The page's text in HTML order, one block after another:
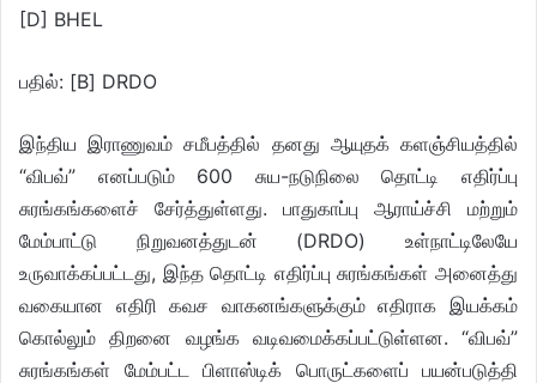
[D] BHEL
பதில்: [B] DRDO
இந்திய இராணுவம் சமீபத்தில் தனது ஆயுதக் களஞ்சியத்தில்
“விபவ்” எனப்படும் 600 சுய-நடுநிலை தொட்டி எதிர்ப்பு
சுரங்கங்களைச் சேர்த்துள்ளது. பாதுகாப்பு ஆராய்ச்சி மற்றும்
மேம்பாட்டு நிறுவனத்துடன் (DRDO) உள்நாட்டிலேயே
உருவாக்கப்பட்டது, இந்த தொட்டி எதிர்ப்பு சுரங்கங்கள் அனைத்து
வகையான எதிரி கவச வாகனங்களுக்கும் எதிராக இயக்கம்
கொல்லும் திறனை வழங்க வடிவமைக்கப்பட்டுள்ளன. “விபவ்”
சுரங்கங்கள் மேம்பட்ட பிளாஸ்டிக் பொருட்களைப் பயன்படுத்தி